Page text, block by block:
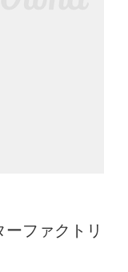
ーファクトリ